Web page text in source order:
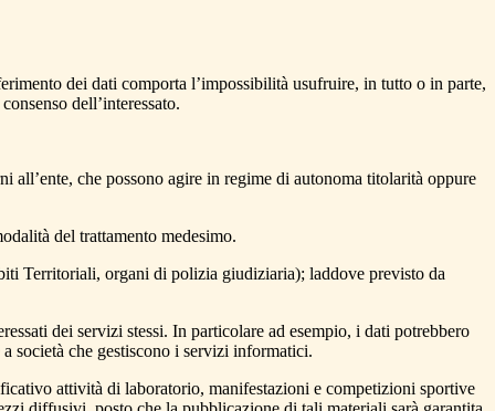
dei dati comporta l’impossibilità usufruire, in tutto o in parte,
dell’interessato.
all’ente, che possono agire in regime di autonoma titolarità oppure
del trattamento medesimo.
Territoriali, organi di polizia giudiziaria); laddove previsto da
dei servizi stessi. In particolare ad esempio, i dati potrebbero
società che gestiscono i servizi informatici.
attività di laboratorio, manifestazioni e competizioni sportive